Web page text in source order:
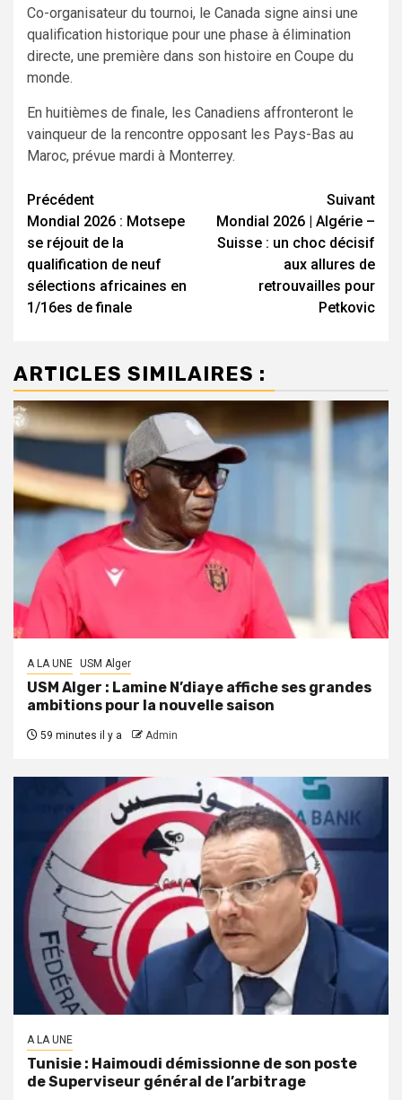
Co-organisateur du tournoi, le Canada signe ainsi une
qualification historique pour une phase à élimination
directe, une première dans son histoire en Coupe du
monde.
En huitièmes de finale, les Canadiens affronteront le
vainqueur de la rencontre opposant les Pays-Bas au
Maroc, prévue mardi à Monterrey.
Navigation
d’article
Précédent
Mondial 2026 : Motsepe
se réjouit de la
qualification de neuf
sélections africaines en
1/16es de finale
Suivant
Mondial 2026 | Algérie –
Suisse : un choc décisif
aux allures de
retrouvailles pour
Petkovic
ARTICLES SIMILAIRES :
A LA UNE USM Alger
USM Alger : Lamine N’diaye affiche ses grandes
ambitions pour la nouvelle saison
59 minutes il y a Admin
A LA UNE
Tunisie : Haimoudi démissionne de son poste
de Superviseur général de l’arbitrage